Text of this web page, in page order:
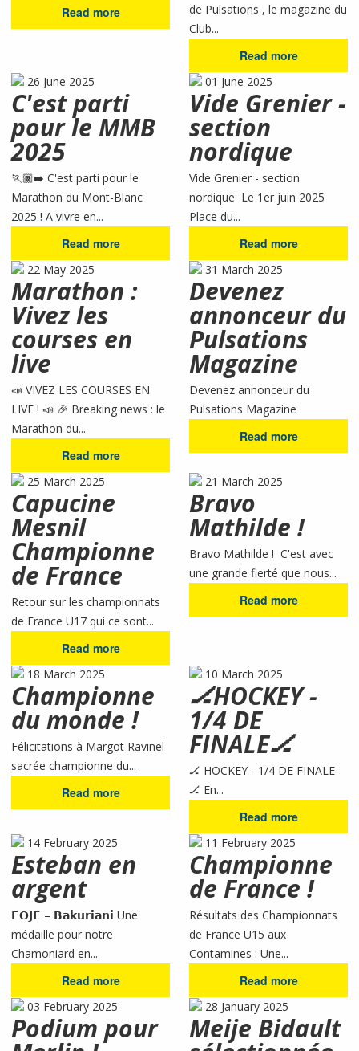
Read more
de Pulsations , le magazine du
Club...
Read more
26 June 2025
C'est parti
pour le MMB
2025
🏃🏾‍➡️ C'est parti pour le
Marathon du Mont-Blanc
2025 ! A vivre en...
Read more
01 June 2025
Vide Grenier -
section
nordique
Vide Grenier - section
nordique Le 1er juin 2025
Place du...
Read more
22 May 2025
Marathon :
Vivez les
courses en
live
📣 VIVEZ LES COURSES EN
LIVE ! 📣 🎉 Breaking news : le
Marathon du...
Read more
31 March 2025
Devenez
annonceur du
Pulsations
Magazine
Devenez annonceur du
Pulsations Magazine
Read more
25 March 2025
Capucine
Mesnil
Championne
de France
Retour sur les championnats
de France U17 qui ce sont...
Read more
21 March 2025
Bravo
Mathilde !
Bravo Mathilde ! C'est avec
une grande fierté que nous...
Read more
18 March 2025
Championne
du monde !
Félicitations à Margot Ravinel
sacrée championne du...
Read more
10 March 2025
🏒HOCKEY -
1/4 DE
FINALE🏒
🏒 HOCKEY - 1/4 DE FINALE
🏒 En...
Read more
14 February 2025
Esteban en
argent
𝗙𝗢𝗝𝗘 – 𝗕𝗮𝗸𝘂𝗿𝗶𝗮𝗻𝗶 Une
médaille pour notre
Chamoniard en...
Read more
11 February 2025
Championne
de France !
Résultats des Championnats
de France U15 aux
Contamines : Une...
Read more
03 February 2025
Podium pour
28 January 2025
Meije Bidault